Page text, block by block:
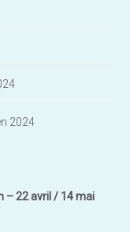
2024
– 22 avril / 14 mai